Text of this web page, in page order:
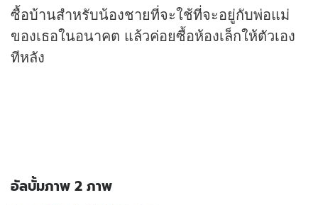
ซื้อบ้านสำหรับน้องชายที่จะใช้ที่จะอยู่กับพ่อแม่
ของเธอในอนาคต แล้วค่อยซื้อห้องเล็กให้ตัวเอง
ทีหลัง
อัลบั้มภาพ 2 ภาพ